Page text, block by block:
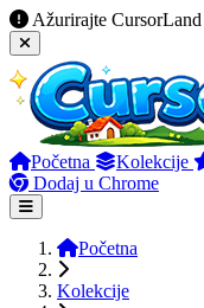
Ažurirajte
Početna Kolekcije
Dodaj u Chrome
Početna
Kolekcije